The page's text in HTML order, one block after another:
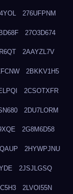
276UFPNM
27O3D674
2AAYZL7V
2BKKV1H5
2CSOTXFR
2DU7LORM
2G8M6D58
2HYWPJNU
2JSJLGSQ
2LVOI55N